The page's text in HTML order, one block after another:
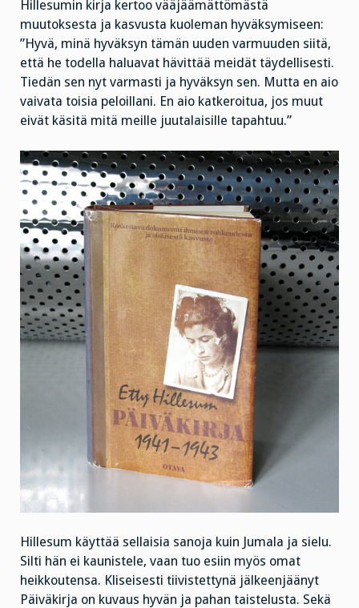
Hillesumin kirja kertoo vääjäämättömästä
muutoksesta ja kasvusta kuoleman hyväksymiseen:
”Hyvä, minä hyväksyn tämän uuden varmuuden siitä,
että he todella haluavat hävittää meidät täydellisesti.
Tiedän sen nyt varmasti ja hyväksyn sen. Mutta en aio
vaivata toisia peloillani. En aio katkeroitua, jos muut
eivät käsitä mitä meille juutalaisille tapahtuu.”
Hillesum käyttää sellaisia sanoja kuin Jumala ja sielu.
Silti hän ei kaunistele, vaan tuo esiin myös omat
heikkoutensa. Kliseisesti tiivistettynä jälkeenjäänyt
Päiväkirja on kuvaus hyvän ja pahan taistelusta. Sekä